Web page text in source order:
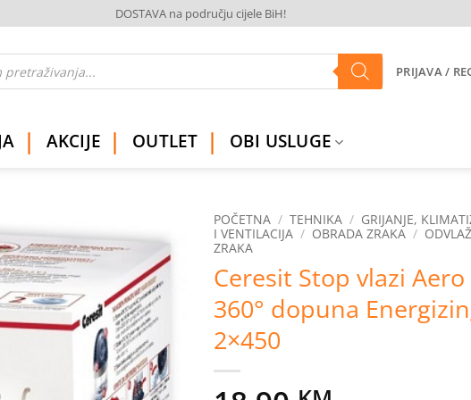
DOSTAVA na području cijele BiH!
PRIJAVA /
AKCIJE OUTLET OBI USLUGE
Dodaj
na
listu
želja
POČETNA / TEHNIKA / GRIJANJE,
I VENTILACIJA / OBRADA ZRAKA /
ZRAKA
Ceresit Stop vlazi Aero
360° dopuna
2×450